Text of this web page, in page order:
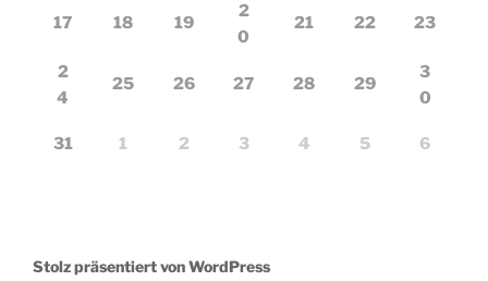
17 18 19
2
0
21 22 23
2
4
25 26 27 28 29
3
0
31 1 2 3 4 5 6
Stolz präsentiert von WordPress